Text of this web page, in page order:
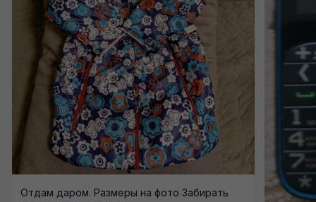
Отдам даром. Размеры на фото Забирать